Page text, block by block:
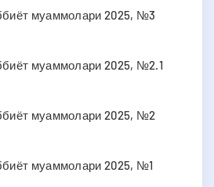
муаммолари 2025, №3
муаммолари 2025, №2.1
муаммолари 2025, №2
муаммолари 2025, №1